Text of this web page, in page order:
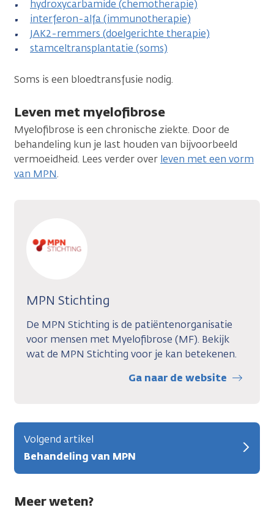
hydroxycarbamide (chemotherapie)
interferon-alfa (immunotherapie)
JAK2-remmers (doelgerichte therapie)
stamceltransplantatie (soms)
Soms is een bloedtransfusie nodig.
Leven met myelofibrose
Myelofibrose is een chronische ziekte. Door de
behandeling kun je last houden van bijvoorbeeld
vermoeidheid. Lees verder over leven met een vorm
van MPN.
MPN Stichting
De MPN Stichting is de patiëntenorganisatie
voor mensen met Myelofibrose (MF). Bekijk
wat de MPN Stichting voor je kan betekenen.
Ga naar de website
Volgend artikel
Behandeling van MPN
Meer weten?